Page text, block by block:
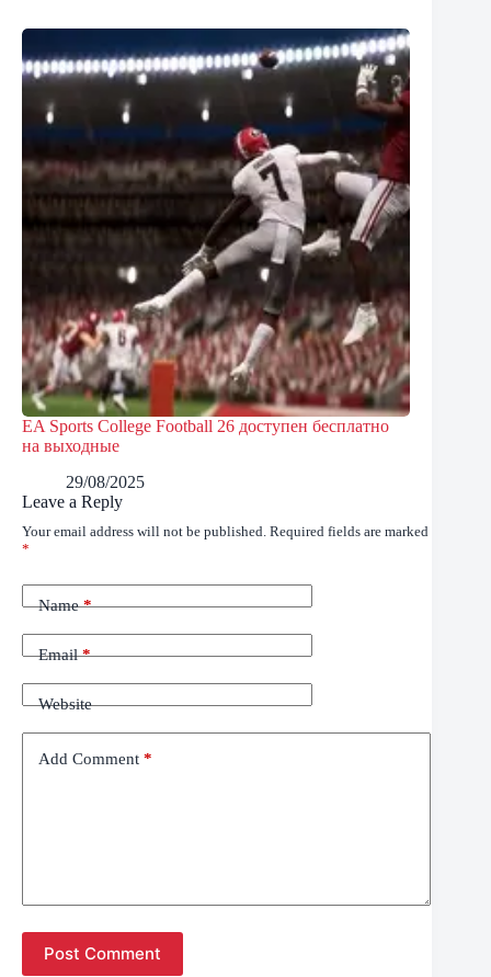
EA Sports College Football 26 доступен бесплатно
на выходные
29/08/2025
Leave a Reply
Your email address will not be published. Required fields are marked
*
Name*
Email*
Website
Add Comment *
Post Comment